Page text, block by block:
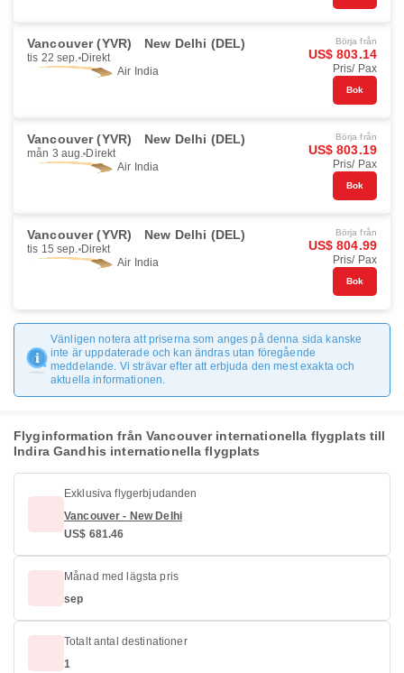
Vancouver (YVR) New Delhi (DEL)
tis 22 sep. Direkt
Air India
Börja från
US$ 803.14
Pris/ Pax
Bok
Vancouver (YVR) New Delhi (DEL)
mån 3 aug. Direkt
Air India
Börja från
US$ 803.19
Pris/ Pax
Bok
Vancouver (YVR) New Delhi (DEL)
tis 15 sep. Direkt
Air India
Börja från
US$ 804.99
Pris/ Pax
Bok
Vänligen notera att priserna som anges på denna sida kanske
inte är uppdaterade och kan ändras utan föregående
meddelande. Vi strävar efter att erbjuda den mest exakta och
aktuella informationen.
Flyginformation från Vancouver internationella flygplats till
Indira Gandhis internationella flygplats
Exklusiva flygerbjudanden
Vancouver - New Delhi
US$ 681.46
Månad med lägsta pris
sep
Totalt antal destinationer
1